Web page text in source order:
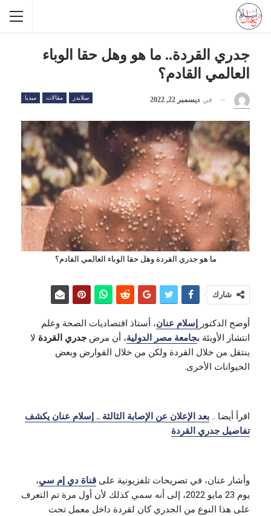
جدري القردة.. ما هو وهل حقا الوباء
العالمي القادم؟
سلايدر مقالات ميديا في ديسمبر 22, 2022
ما هو جدري القردة وهل حقا الوباء العالمي القادم؟
شارك
أوضح الدكتور إسلام عنان، أستاذ اقتصاديات الصحة وعلم
انتشار الأوبئة بجامعة مصر الدولية، أن مرض جدري القردة لا
ينتقل من خلال القردة ولكن من خلال القوارض وبعض
الحيوانات الأخرى.
اقرأ أيضا .. بعد الإعلان عن الإصابة الثالثة .. إسلام عنان يكشف
تفاصيل جدري القردة
وأشار عنان، في تصريحات تلفزيونية على قناة دي إم سي،
يوم 23 مايو 2022، إلى أنه سمي كذلك لأن أول مرة تم التعرف
على هذا النوع من الجدري كان لقردة داخل معمل تحت